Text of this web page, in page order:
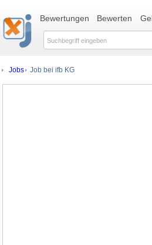
Bewertungen Bewerten
Jobs Job bei ifb KG